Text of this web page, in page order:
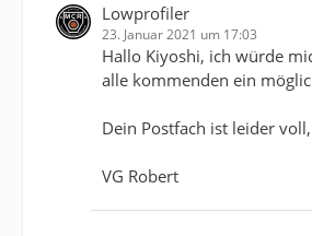
Lowprofiler
23. Januar 2021 um 17:03
Hallo Kiyoshi, ich würde
alle kommenden ein
Dein Postfach ist leider
VG Robert